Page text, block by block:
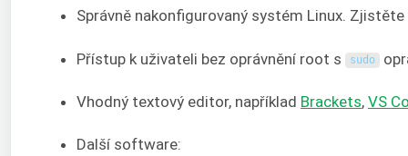
Správně nakonfigurovaný systém Linux.
Přístup k uživateli bez oprávnění root s sudo
Vhodný textový editor, například Brackets, VS
Další software: